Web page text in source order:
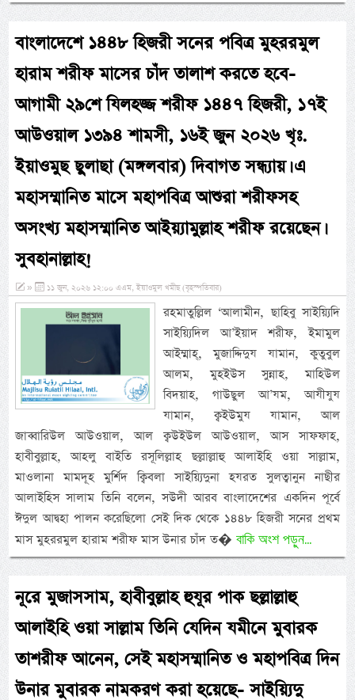
বাংলাদেশে ১৪৪৮ হিজরী সনের পবিত্র মুহররমুল
হারাম শরীফ মাসের চাঁদ তালাশ করতে হবে-
আগামী ২৯শে যিলহজ্জ শরীফ ১৪৪৭ হিজরী, ১৭ই
আউওয়াল ১৩৯৪ শামসী, ১৬ই জুন ২০২৬ খৃঃ.
ইয়াওমুছ ছুলাছা (মঙ্গলবার) দিবাগত সন্ধ্যায়। এ
মহাসম্মানিত মাসে মহাপবিত্র আশুরা শরীফসহ
অসংখ্য মহাসম্মানিত আইয়্যামুল্লাহ শরীফ রয়েছেন।
সুবহানাল্লাহ!
» ১১ জুন, ২০২৬ ১২:০০ এএম, ইয়াওমুল খমীছ (বৃহস্পতিবার)
রহমাতুল্লিল ‘আলামীন, ছাহিবু সাইয়্যিদি
সাইয়্যিদিল আ’ইয়াদ শরীফ, ইমামুল
আইম্মাহ্, মুজাদ্দিদুয যামান, কুতুবুল
আলম, মুহইউস সুন্নাহ, মাহিউল
বিদয়াহ, গাউছুল আ’যম, আযীযুয
যামান, ক্বইউমুয যামান, আল
জাব্বারিউল আউওয়াল, আল ক্বউইউল আউওয়াল, আস সাফফাহ,
হাবীবুল্লাহ, আহলু বাইতি রসূলিল্লাহ ছল্লাল্লাহু আলাইহি ওয়া সাল্লাম,
মাওলানা মামদূহ মুর্শিদ ক্বিবলা সাইয়্যিদুনা হযরত সুলত্বানুন নাছীর
আলাইহিস সালাম তিনি বলেন, সউদী আরব বাংলাদেশের একদিন পূর্বে
ঈদুল আদ্বহা পালন করেছিলো সেই দিক থেকে ১৪৪৮ হিজরী সনের প্রথম
মাস মুহররমুল হারাম শরীফ মাস উনার চাঁদ ত�বাকি অংশ পড়ুন...
নূরে মুজাসসাম, হাবীবুল্লাহ হুযূর পাক ছল্লাল্লাহু
আলাইহি ওয়া সাল্লাম তিনি যেদিন যমীনে মুবারক
তাশরীফ আনেন, সেই মহাসম্মানিত ও মহাপবিত্র দিন
উনার মুবারক নামকরণ করা হয়েছে- সাইয়্যিদু